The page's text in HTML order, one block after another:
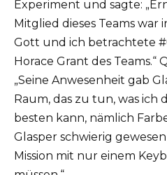
Experiment und sagte:
Mitglied dieses Teams war
Gott und ich betrachtete
Horace Grant des
„Seine Anwesenheit gab
Raum, das zu tun, was ich
besten kann, nämlich
Glasper schwierig
Mission mit nur einem